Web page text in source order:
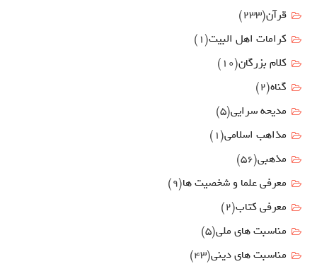
قرآن(233)
كرامات اهل البيت(1)
کلام بزرگان(10)
گناه(2)
مدیحه سرایی(5)
مذاهب اسلامی(1)
مذهبی(56)
معرفی علما و شخصیت ها(9)
معرفی کتاب(2)
مناسبت هاي ملي(5)
مناسبت های دینی(43)